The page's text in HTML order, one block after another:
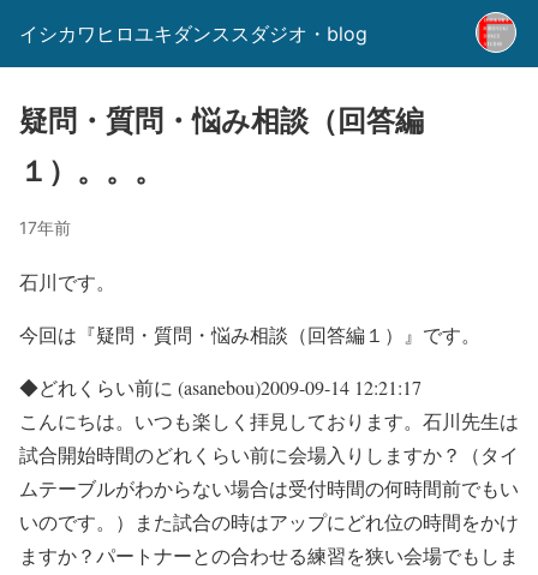
イシカワヒロユキダンススダジオ・blog
疑問・質問・悩み相談（回答編
１）。。。
17年前
石川です。
今回は『疑問・質問・悩み相談（回答編１）』です。
◆どれくらい前に (asanebou)2009-09-14 12:21:17
こんにちは。いつも楽しく拝見しております。石川先生は
試合開始時間のどれくらい前に会場入りしますか？（タイ
ムテーブルがわからない場合は受付時間の何時間前でもい
いのです。）また試合の時はアップにどれ位の時間をかけ
ますか？パートナーとの合わせる練習を狭い会場でもしま